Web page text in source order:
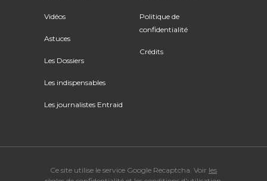
Vidéos
Astuces
Les Dossiers
Les indispensables
Les journalistes Entraid
Politique de
confidentialité
Crédits
Ce site utilise le service Google Recaptcha. Voir les